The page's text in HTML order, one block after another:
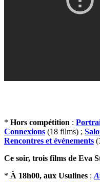
* Hors compétition :
Connexions (18 films) ;
Rencontres et événements
Ce soir, trois films de Eva
* À 18h00, aux Usulines :